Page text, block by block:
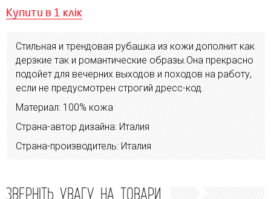
Купити в 1 клік
Стильная и трендовая рубашка из кожи дополнит как
дерзкие так и романтические образы.Она прекрасно
подойет для вечерних выходов и походов на работу,
если не предусмотрен строгий дресс-код.
Материал: 100% кожа
Страна-автор дизайна: Италия
Страна-производитель: Италия
ЗВЕРНІТЬ УВАГУ НА ТОВАРИ